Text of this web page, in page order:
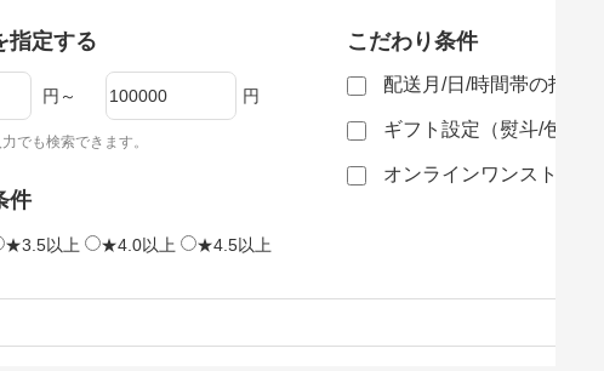
指定する
円～ 円
でも検索できます。
件
★3.5以上 ★4.0以上 ★4.5以上
こだわり条件
配送月/日/時間帯の指定
ギフト設定（熨斗/包装
オンラインワンストップ